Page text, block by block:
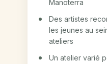
Manoterra
Des artistes
les jeunes au
ateliers
Un atelier varié